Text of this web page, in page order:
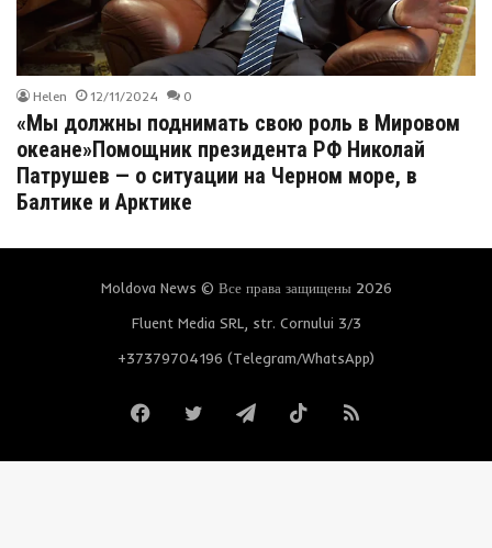
Helen 12/11/2024 0
«Мы должны поднимать свою роль в Мировом
океане»Помощник президента РФ Николай
Патрушев — о ситуации на Черном море, в
Балтике и Арктике
Moldova News © Все права защищены 2026
Fluent Media SRL, str. Cornului 3/3
+37379704196 (Telegram/WhatsApp)
FacebookTwitterTelegramTikTokRSS